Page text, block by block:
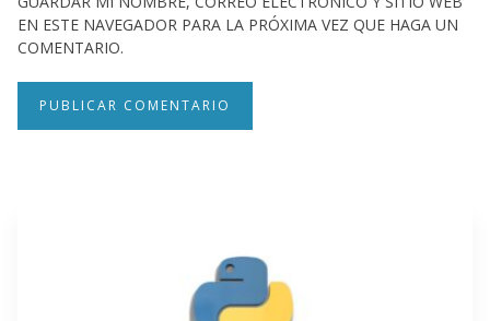
EN ESTE NAVEGADOR PARA LA PRÓXIMA VEZ QUE HAGA UN
COMENTARIO.